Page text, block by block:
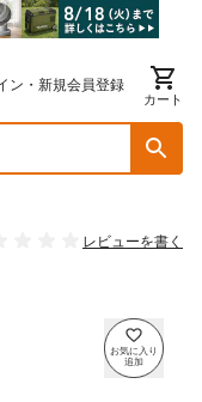
ン・新規会員登録
カート
レビューを書く